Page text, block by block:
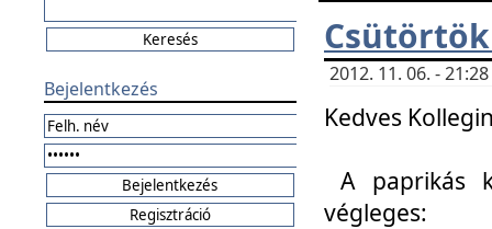
Bejelentkezés
2012. 11. 06. -
Kedves
A paprikás
végleges: